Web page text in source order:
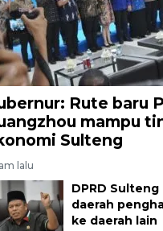
Rute baru
mampu
Sulteng
lalu
DPRD Sulteng
daerah
ke daerah lain